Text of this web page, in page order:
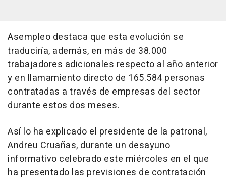
Asempleo destaca que esta evolución se
traduciría, además, en más de 38.000
trabajadores adicionales respecto al año anterior
y en llamamiento directo de 165.584 personas
contratadas a través de empresas del sector
durante estos dos meses.
Así lo ha explicado el presidente de la patronal,
Andreu Cruañas, durante un desayuno
informativo celebrado este miércoles en el que
ha presentado las previsiones de contratación